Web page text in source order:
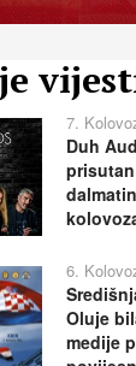
7.
Duh
6.
Oluje
medije